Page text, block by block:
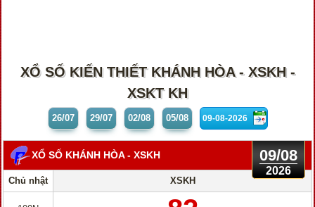
XỔ SỐ KIẾN THIẾT KHÁNH HÒA - XSKH -
XSKT KH
26/07 29/07 02/08 05/08
XỔ SỐ KHÁNH HÒA- XSKH 09/08
2026
Chủ nhật XSKH